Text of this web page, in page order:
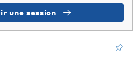
une session